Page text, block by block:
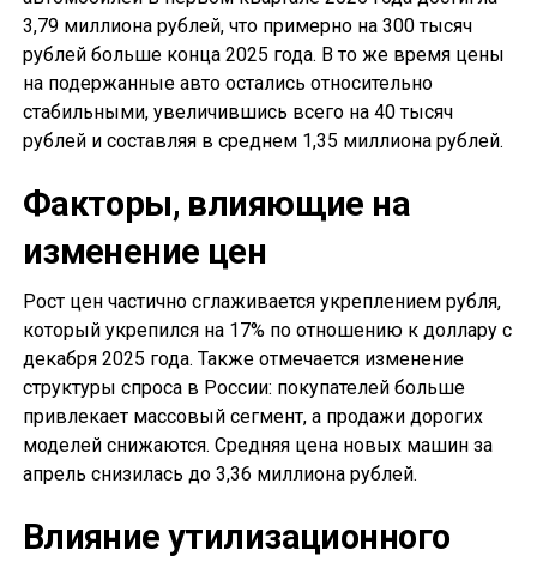
3,79 миллиона рублей, что примерно на 300 тысяч
рублей больше конца 2025 года. В то же время цены
на подержанные авто остались относительно
стабильными, увеличившись всего на 40 тысяч
рублей и составляя в среднем 1,35 миллиона рублей.
Факторы, влияющие на
изменение цен
Рост цен частично сглаживается укреплением рубля,
который укрепился на 17% по отношению к доллару с
декабря 2025 года. Также отмечается изменение
структуры спроса в России: покупателей больше
привлекает массовый сегмент, а продажи дорогих
моделей снижаются. Средняя цена новых машин за
апрель снизилась до 3,36 миллиона рублей.
Влияние утилизационного